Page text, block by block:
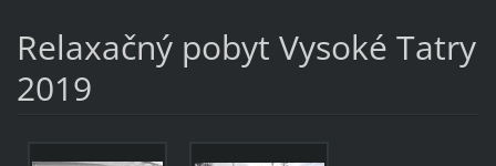
Relaxačný pobyt Vysoké Tatry
2019